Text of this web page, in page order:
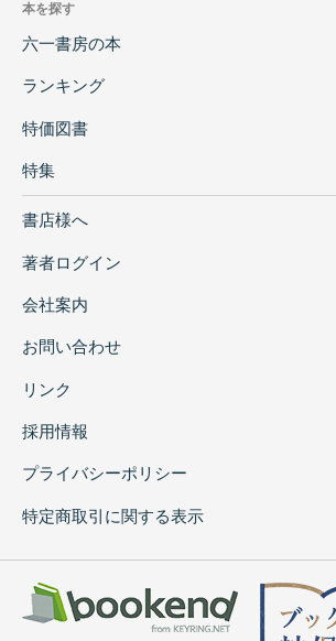
本を探す
六一書房の本
ランキング
特価図書
特集
書店様へ
著者ログイン
会社案内
お問い合わせ
リンク
採用情報
プライバシーポリシー
特定商取引に関する表示